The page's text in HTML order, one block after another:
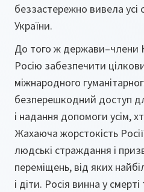
беззастережно вивела усі
України.
До того ж
Росію забезпечити
міжнародного
безперешкодний доступ
і надання допомоги усім,
Жахаюча жорстокість
людські страждання і
переміщень, від яких
і діти. Росія винна у